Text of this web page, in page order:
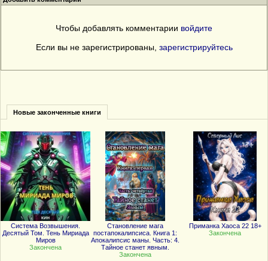
Чтобы добавлять комментарии войдите
Если вы не зарегистрированы, зарегистрируйтесь
Новые законченные книги
Система Возвышения.
Десятый Том. Тень Мириада
Миров
Закончена
Становление мага
постапокалипсиса. Книга 1:
Апокалипсис маны. Часть: 4.
Тайное станет явным.
Закончена
Приманка Хаоса 22 18+
Закончена